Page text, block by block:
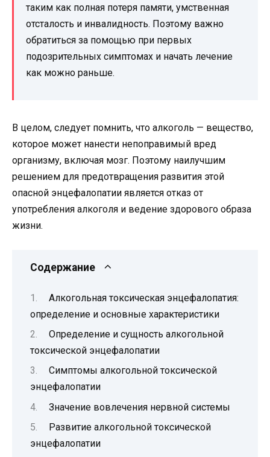
таким как полная потеря памяти, умственная
отсталость и инвалидность. Поэтому важно
обратиться за помощью при первых
подозрительных симптомах и начать лечение
как можно раньше.
В целом, следует помнить, что алкоголь — вещество,
которое может нанести непоправимый вред
организму, включая мозг. Поэтому наилучшим
решением для предотвращения развития этой
опасной энцефалопатии является отказ от
употребления алкоголя и ведение здорового образа
жизни.
Содержание
Алкогольная токсическая энцефалопатия:
определение и основные характеристики
Определение и сущность алкогольной
токсической энцефалопатии
Симптомы алкогольной токсической
энцефалопатии
Значение вовлечения нервной системы
Развитие алкогольной токсической
энцефалопатии